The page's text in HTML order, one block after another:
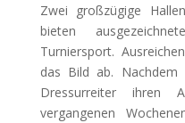
Zwei großzügige
bieten
Turniersport.
das Bild ab.
Dressurreiter ihren
vergangenen